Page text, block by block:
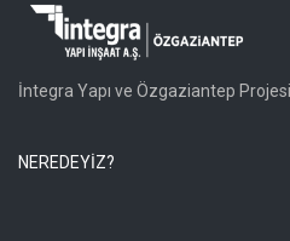
İntegra Yapı ve Özgaziantep
NEREDEYİZ?